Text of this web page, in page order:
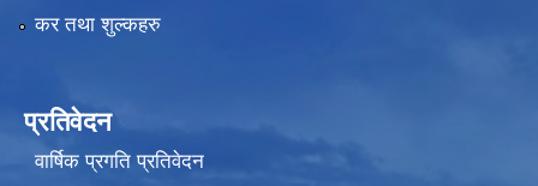
कर तथा शुल्कहरु
प्रतिवेदन
वार्षिक प्रगति प्रतिवेदन